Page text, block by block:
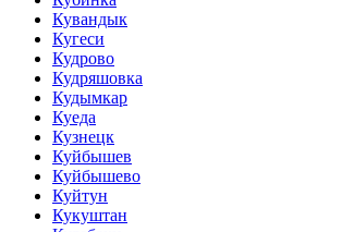
Кувандык
Кугеси
Кудрово
Кудряшовка
Кудымкар
Куеда
Кузнецк
Куйбышев
Куйбышево
Куйтун
Кукуштан